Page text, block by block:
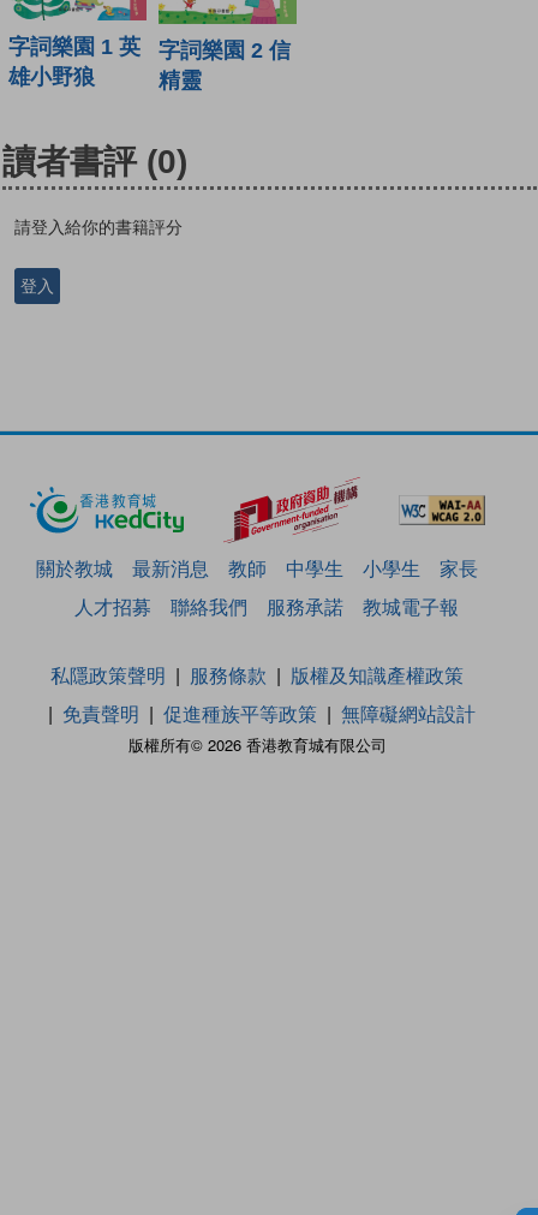
字詞樂園 1 英
雄小野狼
字詞樂園 2 信
精靈
讀者書評 (0)
請登入給你的書籍評分
登入
關於教城 最新消息 教師 中學生 小學生
家長
人才招募
聯絡我們 服務承諾 教城電子報
版權所有© 2026 香港教育城有限公司
私隱政策聲明 服務條款
版權及知識產權政策
免責聲明
促進種族平等政策 無障礙網站設計